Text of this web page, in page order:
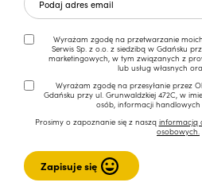
Wyrażam zgodę na przetwarzanie
Serwis Sp. z o.o. z siedzibą w Gdańsku
marketingowych, w tym związanych z
lub usług własnych
Wyrażam zgodę na przesyłanie przez
Gdańsku przy ul. Grunwaldzkiej 472C, w
osób, informacji
Prosimy o zapoznanie się z naszą informacją
osobowych.